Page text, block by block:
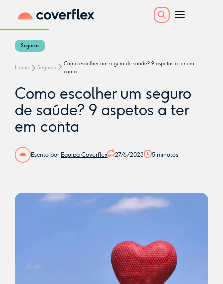
Seguros
Home Seguros
Como escolher um seguro de saúde? 9 aspetos a ter em
conta
Como escolher um seguro
de saúde? 9 aspetos a ter
em conta
Escrito por Equipa Coverflex 27/6/2023 5 minutos